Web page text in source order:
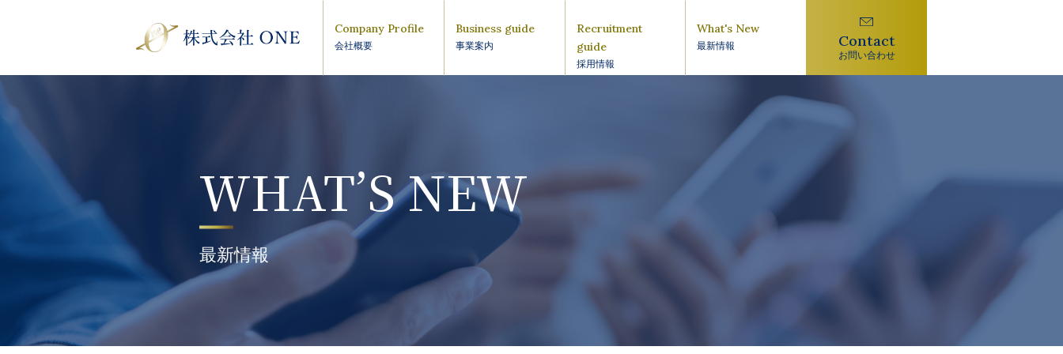
Company Profile
会社概要
Business guide
事業案内
Recruitment
guide
採用情報
What's New
最新情報 Contact
お問い合わせ
WHAT’S NEW
最新情報